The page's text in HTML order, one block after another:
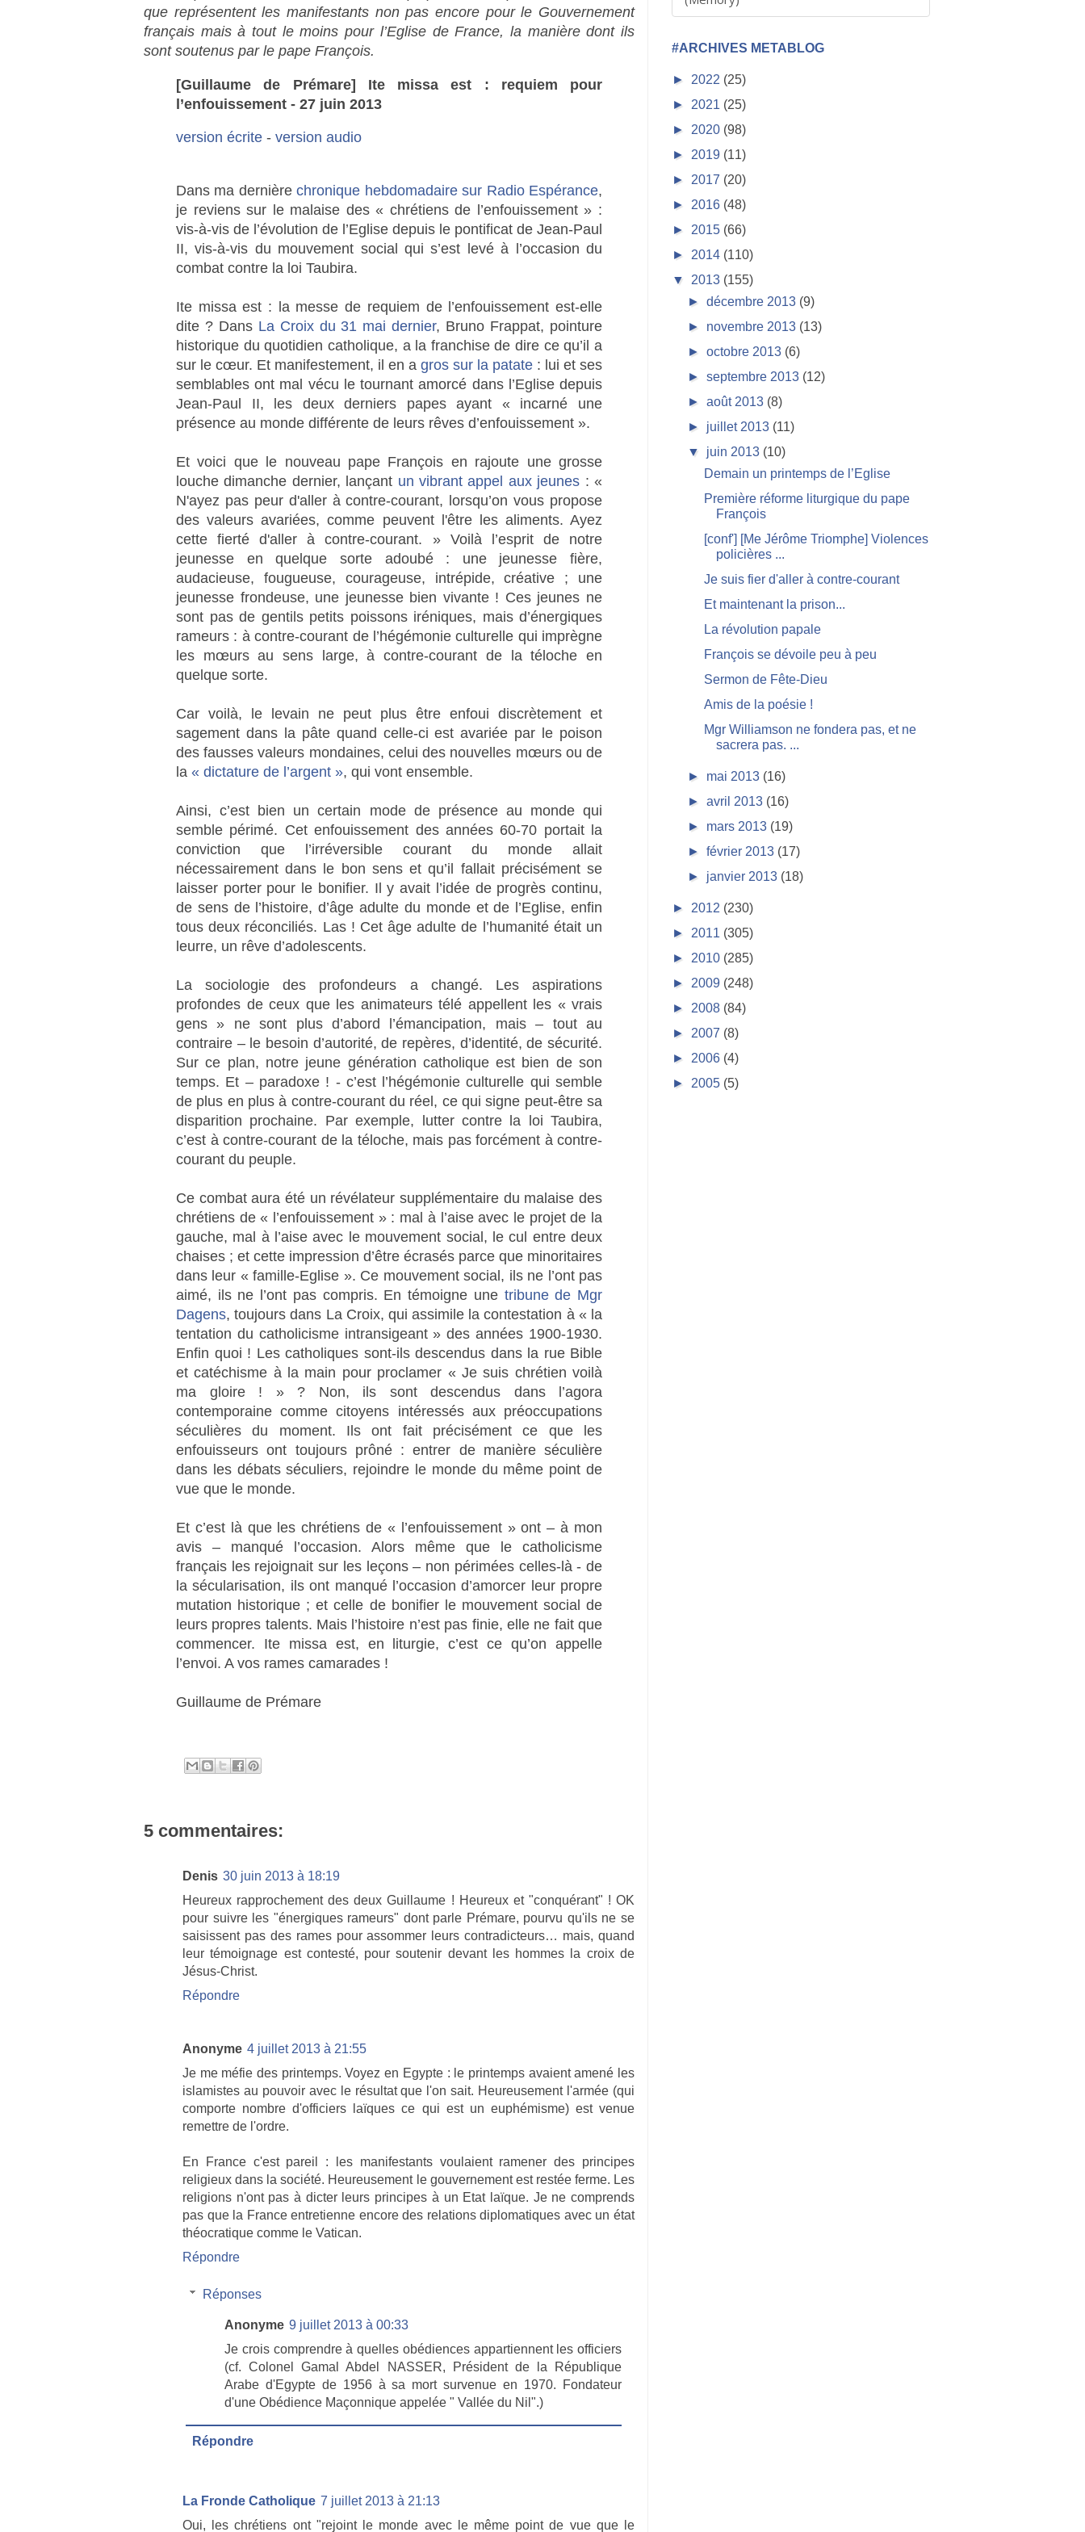
que représentent les manifestants non pas encore pour le Gouvernement
français mais à tout le moins pour l’Eglise de France, la manière dont ils
sont soutenus par le pape François.
[Guillaume de Prémare] Ite missa est : requiem pour
l’enfouissement - 27 juin 2013
version écrite - version audio
Dans ma dernièrechronique hebdomadaire sur Radio Espérance,
je reviens sur le malaise des « chrétiens de l’enfouissement » :
vis-à-vis de l’évolution de l’Eglise depuis le pontificat de Jean-Paul
II, vis-à-vis du mouvement social qui s’est levé à l’occasion du
combat contre la loi Taubira.
Ite missa est : la messe de requiem de l’enfouissement est-elle
dite ? Dans La Croix du 31 mai dernier, Bruno Frappat, pointure
historique du quotidien catholique, a la franchise de dire ce qu’il a
sur le cœur. Et manifestement, il en a gros sur la patate : lui et ses
semblables ont mal vécu le tournant amorcé dans l’Eglise depuis
Jean-Paul II, les deux derniers papes ayant « incarné une
présence au monde différente de leurs rêves d’enfouissement ».
Et voici que le nouveau pape François en rajoute une grosse
louche dimanche dernier, lançant un vibrant appel aux jeunes : «
N'ayez pas peur d'aller à contre-courant, lorsqu’on vous propose
des valeurs avariées, comme peuvent l'être les aliments. Ayez
cette fierté d'aller à contre-courant. » Voilà l’esprit de notre
jeunesse en quelque sorte adoubé : une jeunesse fière,
audacieuse, fougueuse, courageuse, intrépide, créative ; une
jeunesse frondeuse, une jeunesse bien vivante ! Ces jeunes ne
sont pas de gentils petits poissons iréniques, mais d’énergiques
rameurs : à contre-courant de l’hégémonie culturelle qui imprègne
les mœurs au sens large, à contre-courant de la téloche en
quelque sorte.
Car voilà, le levain ne peut plus être enfoui discrètement et
sagement dans la pâte quand celle-ci est avariée par le poison
des fausses valeurs mondaines, celui des nouvelles mœurs ou de
la « dictature de l’argent », qui vont ensemble.
Ainsi, c’est bien un certain mode de présence au monde qui
semble périmé. Cet enfouissement des années 60-70 portait la
conviction que l’irréversible courant du monde allait
nécessairement dans le bon sens et qu’il fallait précisément se
laisser porter pour le bonifier. Il y avait l’idée de progrès continu,
de sens de l’histoire, d’âge adulte du monde et de l’Eglise, enfin
tous deux réconciliés. Las ! Cet âge adulte de l’humanité était un
leurre, un rêve d’adolescents.
La sociologie des profondeurs a changé. Les aspirations
profondes de ceux que les animateurs télé appellent les « vrais
gens » ne sont plus d’abord l’émancipation, mais – tout au
contraire – le besoin d’autorité, de repères, d’identité, de sécurité.
Sur ce plan, notre jeune génération catholique est bien de son
temps. Et – paradoxe ! - c’est l’hégémonie culturelle qui semble
de plus en plus à contre-courant du réel, ce qui signe peut-être sa
disparition prochaine. Par exemple, lutter contre la loi Taubira,
c’est à contre-courant de la téloche, mais pas forcément à contre-
courant du peuple.
Ce combat aura été un révélateur supplémentaire du malaise des
chrétiens de « l’enfouissement » : mal à l’aise avec le projet de la
gauche, mal à l’aise avec le mouvement social, le cul entre deux
chaises ; et cette impression d’être écrasés parce que minoritaires
dans leur « famille-Eglise ». Ce mouvement social, ils ne l’ont pas
aimé, ils ne l’ont pas compris. En témoigne unetribune de Mgr
Dagens, toujours dans La Croix, qui assimile la contestation à « la
tentation du catholicisme intransigeant » des années 1900-1930.
Enfin quoi ! Les catholiques sont-ils descendus dans la rue Bible
et catéchisme à la main pour proclamer « Je suis chrétien voilà
ma gloire ! » ? Non, ils sont descendus dans l’agora
contemporaine comme citoyens intéressés aux préoccupations
séculières du moment. Ils ont fait précisément ce que les
enfouisseurs ont toujours prôné : entrer de manière séculière
dans les débats séculiers, rejoindre le monde du même point de
vue que le monde.
Et c’est là que les chrétiens de « l’enfouissement » ont – à mon
avis – manqué l’occasion. Alors même que le catholicisme
français les rejoignait sur les leçons – non périmées celles-là - de
la sécularisation, ils ont manqué l’occasion d’amorcer leur propre
mutation historique ; et celle de bonifier le mouvement social de
leurs propres talents. Mais l’histoire n’est pas finie, elle ne fait que
commencer. Ite missa est, en liturgie, c’est ce qu’on appelle
l’envoi. A vos rames camarades !
Guillaume de Prémare
5 commentaires:
Denis 30 juin 2013 à 18:19
Heureux rapprochement des deux Guillaume ! Heureux et "conquérant" ! OK
pour suivre les "énergiques rameurs" dont parle Prémare, pourvu qu'ils ne se
saisissent pas des rames pour assommer leurs contradicteurs… mais, quand
leur témoignage est contesté, pour soutenir devant les hommes la croix de
Jésus-Christ.
Répondre
Anonyme 4 juillet 2013 à 21:55
Je me méfie des printemps. Voyez en Egypte : le printemps avaient amené les
islamistes au pouvoir avec le résultat que l'on sait. Heureusement l'armée (qui
comporte nombre d'officiers laïques ce qui est un euphémisme) est venue
remettre de l'ordre.
En France c'est pareil : les manifestants voulaient ramener des principes
religieux dans la société. Heureusement le gouvernement est restée ferme. Les
religions n'ont pas à dicter leurs principes à un Etat laïque. Je ne comprends
pas que la France entretienne encore des relations diplomatiques avec un état
théocratique comme le Vatican.
Répondre
Réponses
Anonyme 9 juillet 2013 à 00:33
Je crois comprendre à quelles obédiences appartiennent les officiers
(cf. Colonel Gamal Abdel NASSER, Président de la République
Arabe d'Egypte de 1956 à sa mort survenue en 1970. Fondateur
d'une Obédience Maçonnique appelée " Vallée du Nil".)
Répondre
La Fronde Catholique 7 juillet 2013 à 21:13
Oui, les chrétiens ont "rejoint le monde avec le même point de vue que le
#ARCHIVES METABLOG
► 2022 (25)
► 2021 (25)
► 2020 (98)
► 2019 (11)
► 2017 (20)
► 2016 (48)
► 2015 (66)
► 2014 (110)
▼ 2013 (155)
►décembre 2013 (9)
► novembre 2013 (13)
►octobre 2013 (6)
►septembre 2013 (12)
►août 2013 (8)
► juillet 2013 (11)
▼ juin 2013 (10)
Demain un printemps de l’Eglise
Première réforme liturgique du pape
François
[conf'] [Me Jérôme Triomphe] Violences
policières ...
Je suis fier d'aller à contre-courant
Et maintenant la prison...
La révolution papale
François se dévoile peu à peu
Sermon de Fête-Dieu
Amis de la poésie !
Mgr Williamson ne fondera pas, et ne
sacrera pas. ...
► mai 2013 (16)
►avril 2013 (16)
► mars 2013 (19)
►février 2013 (17)
► janvier 2013 (18)
► 2012 (230)
► 2011 (305)
► 2010 (285)
► 2009 (248)
► 2008 (84)
► 2007 (8)
► 2006 (4)
► 2005 (5)